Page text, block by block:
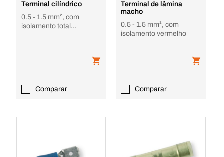
Terminal cilíndrico
0.5 - 1.5 mm², com
isolamento total
Comparar
Terminal de lâmina
macho
0.5 - 1.5 mm², com
isolamento vermelho
Comparar